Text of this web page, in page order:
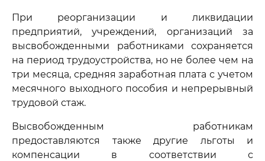
При реорганизации и ликвидации
предприятий, учреждений, организаций за
высвобожденными работниками сохраняется
на период трудоустройства, но не более чем на
три месяца, средняя заработная плата с учетом
месячного выходного пособия и непрерывный
трудовой стаж.
Высвобожденным работникам
предоставляются также другие льготы и
компенсации в соответствии с